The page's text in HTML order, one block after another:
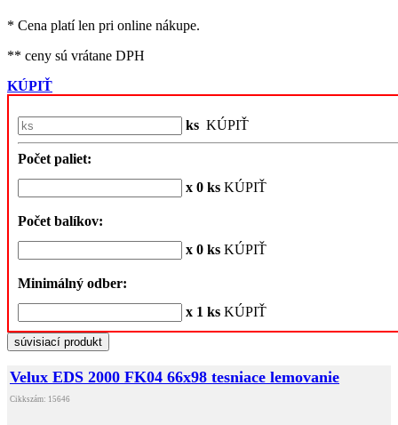
* Cena platí len pri online nákupe.
** ceny sú vrátane DPH
KÚPIŤ
ks KÚPIŤ
Počet paliet:
x 0 ks KÚPIŤ
Počet balíkov:
x 0 ks KÚPIŤ
Minimálný odber:
x 1 ks KÚPIŤ
súvisiací produkt
Velux EDS 2000 FK04 66x98 tesniace lemovanie
Cikkszám: 15646